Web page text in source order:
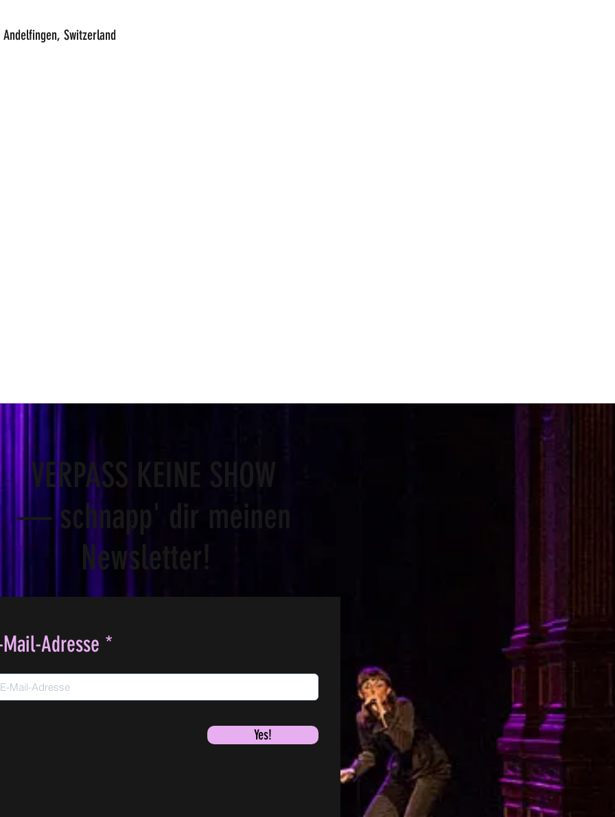
Switzerland
VERPASS KEINE SHOW
— schnapp' dir meinen
Newsletter!
Mail-Adresse
Yes!